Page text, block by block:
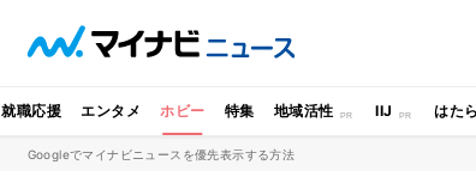
就職応援 エンタメ ホビー 特集 地域活性 IIJ はた
Googleでマイナビニュースを優先表示する方法